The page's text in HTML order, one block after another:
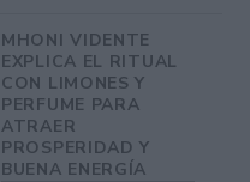
MHONI VIDENTE
EXPLICA EL RITUAL
CON LIMONES Y
PERFUME PARA
ATRAER
PROSPERIDAD Y
BUENA ENERGÍA